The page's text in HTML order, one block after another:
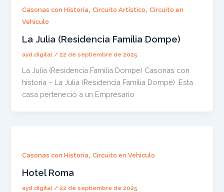
Casonas con Historia,Circuito Artístico,Circuito en
Vehículo
La Julia (Residencia Familia Dompe)
ayd.digital / 22 de septiembre de 2025
La Julia (Residencia Familia Dompe) Casonas con
historia – La Julia (Residencia Familia Dompe) .Esta
casa perteneció a un Empresario
Casonas con Historia,Circuito en Vehículo
Hotel Roma
ayd.digital/22 de septiembre de 2025